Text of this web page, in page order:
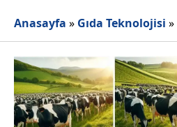
Anasayfa » Gıda Teknolojisi »